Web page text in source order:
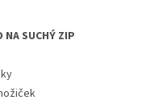
NA SUCHÝ ZIP